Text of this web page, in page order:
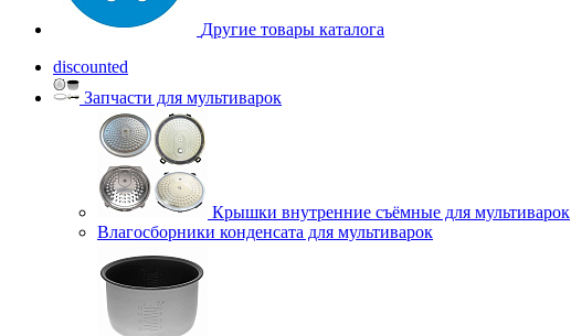
Другие товары каталога
discounted
Запчасти для мультиварок
Крышки внутренние съёмные для мультиварок
Влагосборники конденсата для мультиварок